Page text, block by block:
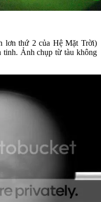
lơn thứ 2 của Hệ Mặt Trời)
tinh. Ảnh chụp từ tàu không